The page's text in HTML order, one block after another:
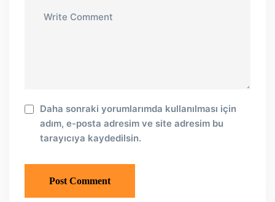
Daha sonraki yorumlarımda kullanılması için
adım, e-posta adresim ve site adresim bu
tarayıcıya kaydedilsin.